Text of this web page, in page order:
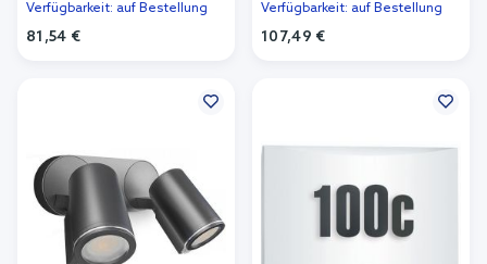
Verfügbarkeit: auf Bestellung
81,54 €
Verfügbarkeit: auf Bestellung
107,49 €